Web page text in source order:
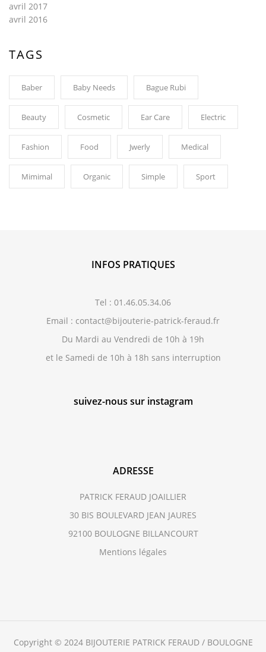
avril 2017
avril 2016
TAGS
Baber Baby Needs Bague Rubi
Beauty Cosmetic Ear Care Electric
Fashion Food Jwerly Medical
Mimimal Organic Simple Sport
INFOS PRATIQUES
Tel : 01.46.05.34.06
Email : contact@bijouterie-patrick-feraud.fr
Du Mardi au Vendredi de 10h à 19h
et le Samedi de 10h à 18h sans interruption
suivez-nous sur instagram
ADRESSE
PATRICK FERAUD JOAILLIER
30 BIS BOULEVARD JEAN JAURES
92100 BOULOGNE BILLANCOURT
Mentions légales
Copyright © 2024 BIJOUTERIE PATRICK FERAUD / BOULOGNE